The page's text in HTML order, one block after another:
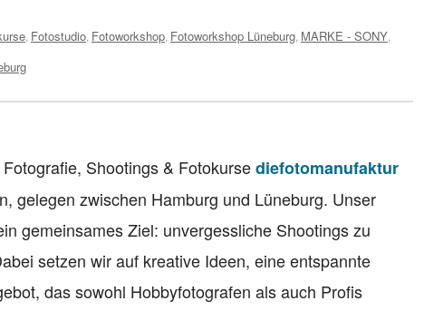
Fotostudio Fotoworkshop Fotoworkshop Lüneburg MARKE - SONY
Shootings & Fotokursediefotomanufaktur
gelegen zwischen Hamburg und Lüneburg. Unser
gemeinsames Ziel: unvergessliche Shootings zu
setzen wir auf kreative Ideen, eine entspannte
das sowohl Hobbyfotografen als auch Profis